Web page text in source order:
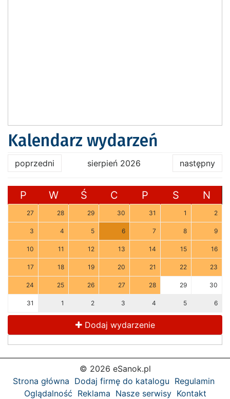
Kalendarz wydarzeń
poprzedni sierpień 2026 następny
P W Ś C P S N
27 28 29 30 31 1 2
3 4 5 6 7 8 9
10 11 12 13 14 15 16
17 18 19 20 21 22 23
24 25 26 27 28 29 30
31 1 2 3 4 5 6
Dodaj wydarzenie
© 2026 eSanok.pl
Strona główna Dodaj firmę do katalogu Regulamin
Oglądalność Reklama Nasze serwisy Kontakt